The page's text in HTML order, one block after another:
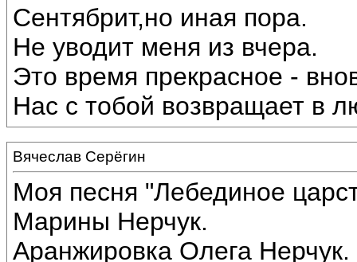
Сентябрит,но иная пора.
Не уводит меня из вчера.
Это время прекрасное -
Нас с тобой возвращает в
Вячеслав Серёгин
Моя песня "Лебединое
Марины Нерчук.
Аранжировка Олега